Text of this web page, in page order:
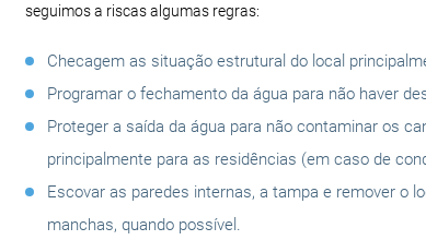
seguimos a riscas algumas regras:
Checagem as situação estrutural do local
Programar o fechamento da água para não haver
Proteger a saída da água para não contaminar os
principalmente para as residências (em caso de
Escovar as paredes internas, a tampa e remover o
manchas, quando possível.